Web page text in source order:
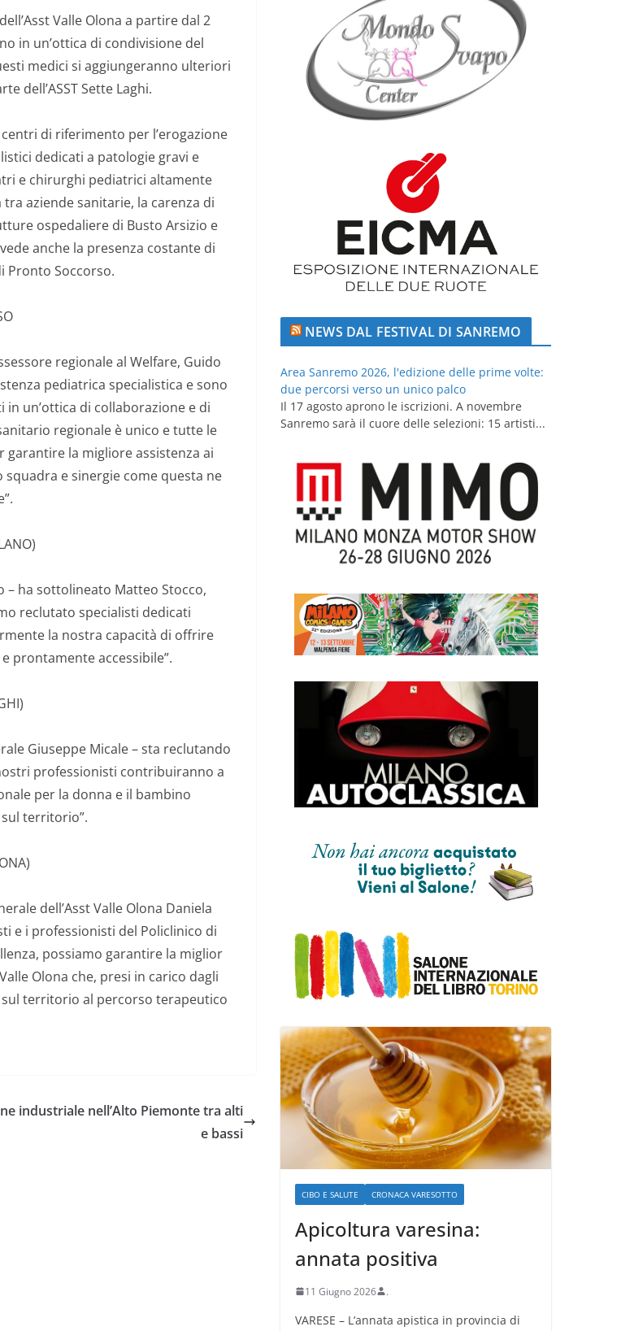
Valle Olona a partire dal 2
in un’ottica di condivisione del
medici si aggiungeranno ulteriori
dell’ASST Sette Laghi.
centri di riferimento per l’erogazione
dedicati a patologie gravi e
e chirurghi pediatrici altamente
aziende sanitarie, la carenza di
ospedaliere di Busto Arsizio e
anche la presenza costante di
Pronto Soccorso.
regionale al Welfare, Guido
pediatrica specialistica e sono
un’ottica di collaborazione e di
regionale è unico e tutte le
la migliore assistenza ai
e sinergie come questa ne
– ha sottolineato Matteo Stocco,
reclutato specialisti dedicati
la nostra capacità di offrire
prontamente accessibile”.
Giuseppe Micale – sta reclutando
professionisti contribuiranno a
per la donna e il bambino
sul territorio”.
dell’Asst Valle Olona Daniela
e i professionisti del Policlinico di
possiamo garantire la miglior
Olona che, presi in carico dagli
territorio al percorso terapeutico
industriale nell’Alto Piemonte tra alti
e bassi
NEWS DAL FESTIVAL DI SANREMO
Area Sanremo 2026, l'edizione delle prime volte:
due percorsi verso un unico palco
Il 17 agosto aprono le iscrizioni. A novembre
Sanremo sarà il cuore delle selezioni: 15 artisti...
CIBO E SALUTE CRONACA VARESOTTO
Apicoltura varesina:
annata positiva
11 Giugno 2026 .
VARESE – L’annata apistica in provincia di